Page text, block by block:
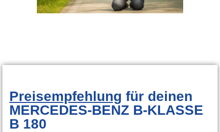
Preisempfehlung für deinen
MERCEDES-BENZ B-KLASSE
B 180